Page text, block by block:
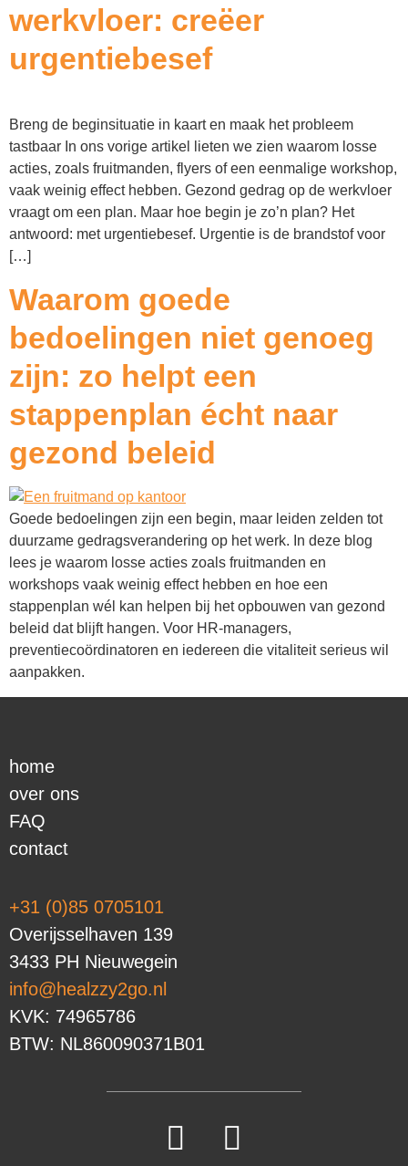
werkvloer: creëer
urgentiebesef
Breng de beginsituatie in kaart en maak het probleem
tastbaar In ons vorige artikel lieten we zien waarom losse
acties, zoals fruitmanden, flyers of een eenmalige workshop,
vaak weinig effect hebben. Gezond gedrag op de werkvloer
vraagt om een plan. Maar hoe begin je zo’n plan? Het
antwoord: met urgentiebesef. Urgentie is de brandstof voor
[…]
Waarom goede
bedoelingen niet genoeg
zijn: zo helpt een
stappenplan écht naar
gezond beleid
Goede bedoelingen zijn een begin, maar leiden zelden tot
duurzame gedragsverandering op het werk. In deze blog
lees je waarom losse acties zoals fruitmanden en
workshops vaak weinig effect hebben en hoe een
stappenplan wél kan helpen bij het opbouwen van gezond
beleid dat blijft hangen. Voor HR-managers,
preventiecoördinatoren en iedereen die vitaliteit serieus wil
aanpakken.
home
over ons
FAQ
contact
+31 (0)85 0705101
Overijsselhaven 139
3433 PH Nieuwegein
info@healzzy2go.nl
KVK: 74965786
BTW: NL860090371B01